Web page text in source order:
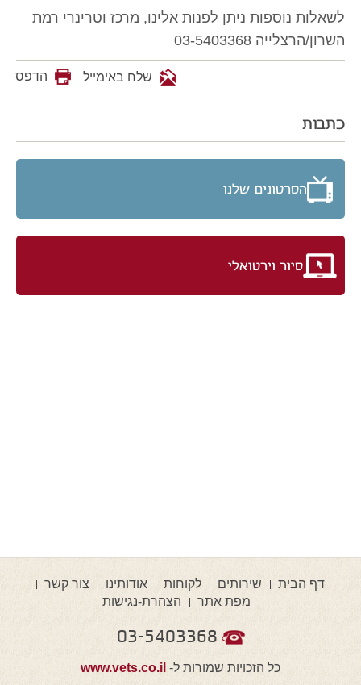
כתבות
הסרטונים שלנו
סיור וירטואלי
לשאלות נוספות ניתן לפנות אלינו, מרכז וטרינרי רמת
השרון/הרצלייה 03-5403368
שלח באימייל הדפס
דף הבית שירותים לקוחות אודותינו
צור קשר
מפת אתר
הצהרת-נגישות
03-5403368
כל הזכויות שמורות ל- www.vets.co.il